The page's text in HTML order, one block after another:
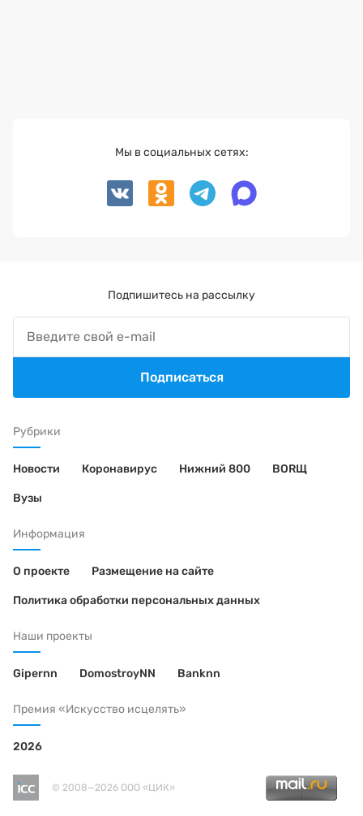
Рубрики
Новости Коронавирус Нижний 800 BORЩ
Вузы
Информация
О проекте Размещение на сайте
Политика обработки персональных данных
Наши проекты
Gipernn DomostroyNN Banknn
Премия «Искусство исцелять»
2026
© 2008—2026 ООО «ЦИК»
Мы в социальных сетях:
Подпишитесь на рассылку
Подписаться